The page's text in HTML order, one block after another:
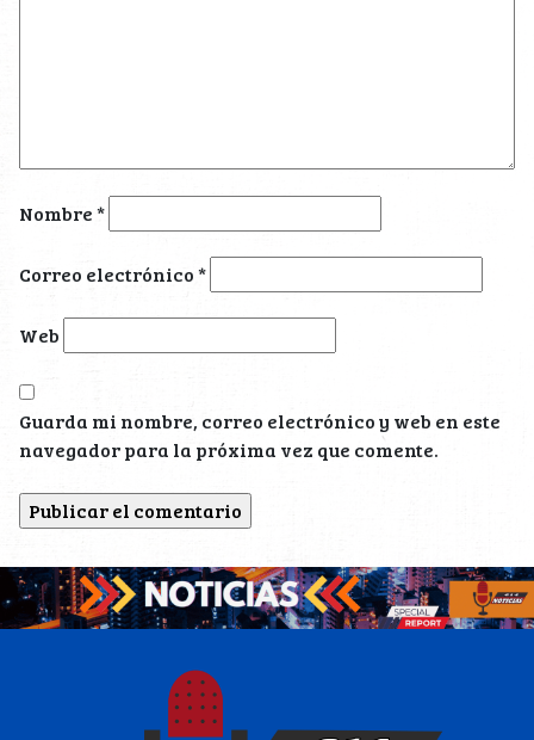
Nombre*
Correo electrónico*
Web
Guarda mi nombre, correo electrónico y web en este
navegador para la próxima vez que comente.